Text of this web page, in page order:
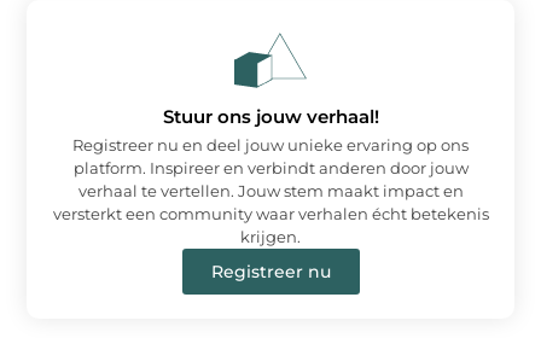
Stuur ons jouw verhaal!
Registreer nu en deel jouw unieke ervaring op ons
platform. Inspireer en verbindt anderen door jouw
verhaal te vertellen. Jouw stem maakt impact en
versterkt een community waar verhalen écht betekenis
krijgen.
Registreer nu